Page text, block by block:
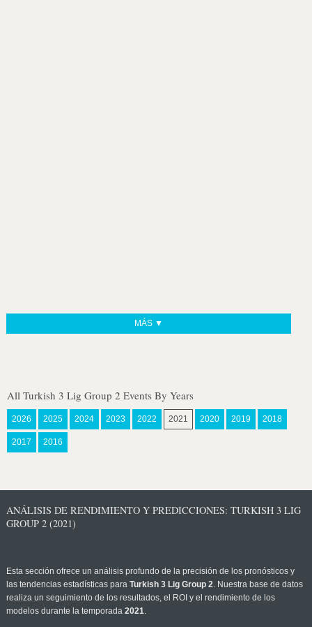
MÁS ▼
All Turkish 3 Lig Group 2 Events By Years
2026 2025 2024 2023 2022 2021 2020 2019 2018
2017 2016
ANÁLISIS DE RENDIMIENTO Y PREDICCIONES: TURKISH 3 LIG
GROUP 2 (2021)
Esta sección ofrece un análisis profundo de la precisión de los pronósticos y
las tendencias estadísticas para Turkish 3 Lig Group 2. Nuestra base de datos
realiza un seguimiento de los resultados, el ROI y el rendimiento de los
modelos durante la temporada 2021.